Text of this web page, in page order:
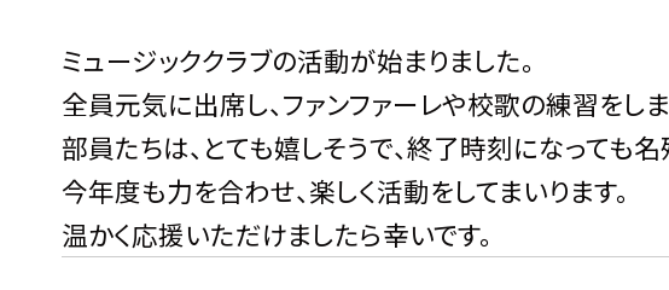
ミュージッククラブの活動が始まりました。
全員元気に出席し、ファンファーレや校歌の練習をし
部員たちは、とても嬉しそうで、終了時刻になっても
今年度も力を合わせ、楽しく活動をしてまいります。
温かく応援いただけましたら幸いです。